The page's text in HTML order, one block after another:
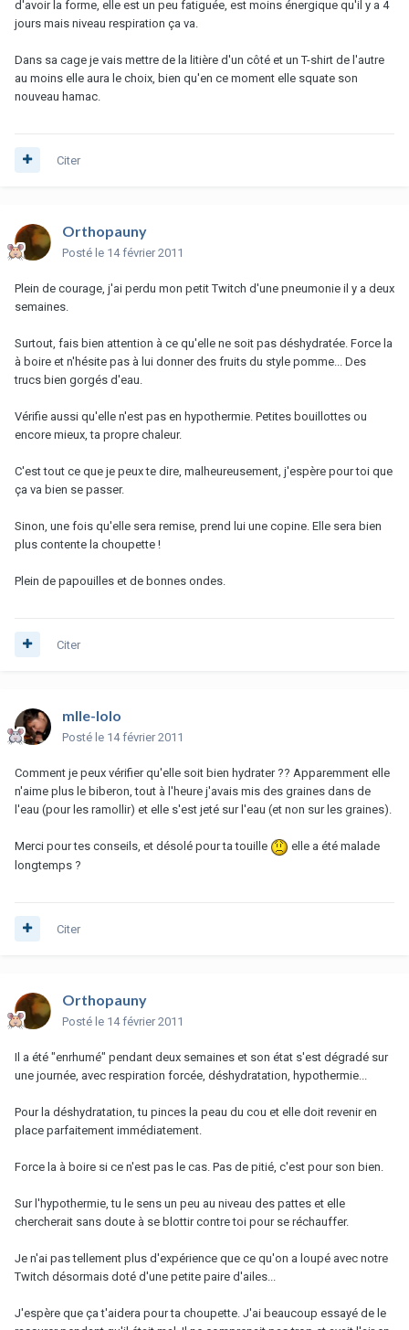
d'avoir la forme, elle est un peu fatiguée, est moins énergique qu'il y a 4
jours mais niveau respiration ça va.
Dans sa cage je vais mettre de la litière d'un côté et un T-shirt de l'autre
au moins elle aura le choix, bien qu'en ce moment elle squate son
nouveau hamac.
Citer
Orthopauny
Posté le 14 février 2011
Plein de courage, j'ai perdu mon petit Twitch d'une pneumonie il y a deux
semaines.
Surtout, fais bien attention à ce qu'elle ne soit pas déshydratée. Force la
à boire et n'hésite pas à lui donner des fruits du style pomme... Des
trucs bien gorgés d'eau.
Vérifie aussi qu'elle n'est pas en hypothermie. Petites bouillottes ou
encore mieux, ta propre chaleur.
C'est tout ce que je peux te dire, malheureusement, j'espère pour toi que
ça va bien se passer.
Sinon, une fois qu'elle sera remise, prend lui une copine. Elle sera bien
plus contente la choupette !
Plein de papouilles et de bonnes ondes.
Citer
mlle-lolo
Posté le 14 février 2011
Comment je peux vérifier qu'elle soit bien hydrater ?? Apparemment elle
n'aime plus le biberon, tout à l'heure j'avais mis des graines dans de
l'eau (pour les ramollir) et elle s'est jeté sur l'eau (et non sur les graines).
Merci pour tes conseils, et désolé pour ta touille
elle a été malade
longtemps ?
Citer
Orthopauny
Posté le 14 février 2011
Il a été "enrhumé" pendant deux semaines et son état s'est dégradé sur
une journée, avec respiration forcée, déshydratation, hypothermie...
Pour la déshydratation, tu pinces la peau du cou et elle doit revenir en
place parfaitement immédiatement.
Force la à boire si ce n'est pas le cas. Pas de pitié, c'est pour son bien.
Sur l'hypothermie, tu le sens un peu au niveau des pattes et elle
chercherait sans doute à se blottir contre toi pour se réchauffer.
Je n'ai pas tellement plus d'expérience que ce qu'on a loupé avec notre
Twitch désormais doté d'une petite paire d'ailes...
J'espère que ça t'aidera pour ta choupette. J'ai beaucoup essayé de le